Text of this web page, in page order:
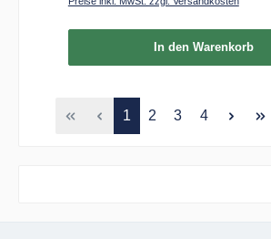
In den Warenkorb
Seite
1 Seite
2 Seite
3 Seite
4